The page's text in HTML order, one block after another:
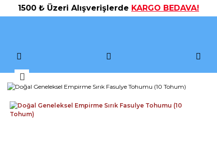
1500 ₺ Üzeri Alışverişlerde KARGO BEDAVA!